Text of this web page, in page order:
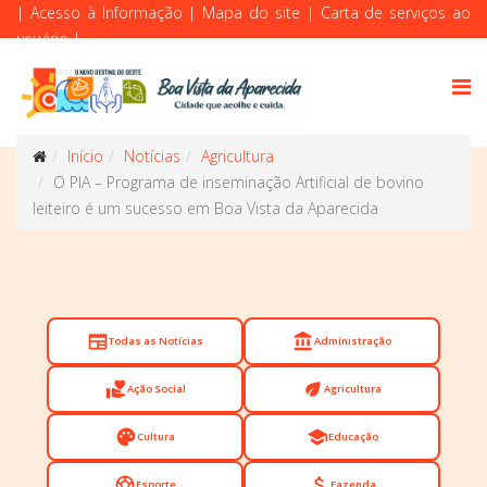
| Acesso à Informação | Mapa do site | Carta de serviços ao
usuário|
Início Notícias
Agricultura
O PIA – Programa de inseminação Artificial de bovino
leiteiro é um sucesso em Boa Vista da Aparecida
newspaperTodas as Notícias account_balanceAdministração
volunteer_activismAção Social eco Agricultura
paletteCultura schoolEducação